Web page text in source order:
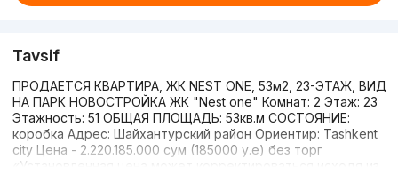
Tavsif
ПРОДАЕТСЯ КВАРТИРА, ЖК NEST ONE, 53м2, 23-ЭТАЖ, ВИД
НА ПАРК НОВОСТРОЙКА ЖК "Nest one" Комнат: 2 Этаж: 23
Этажность: 51 ОБЩАЯ ПЛОЩАДЬ: 53кв.м СОСТОЯНИЕ:
коробка Адрес: Шайхантурский район Ориентир: Tashkent
city Цена - 2.220.185.000 сум (185000 у.е) без торг
«Установленная цена может корректироваться исходя из